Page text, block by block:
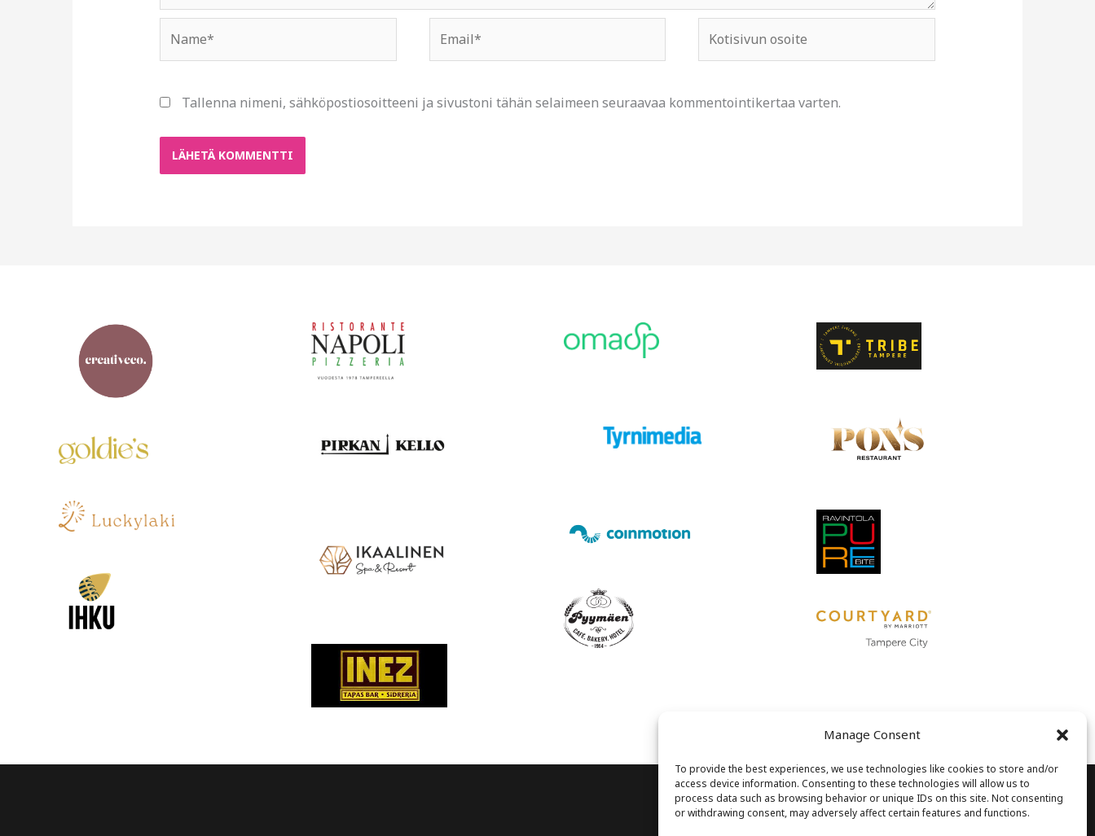
Manage Consent
To provide the best experiences, we use technologies like cookies to store and/or
access device information. Consenting to these technologies will allow us to
process data such as browsing behavior or unique IDs on this site. Not consenting
or withdrawing consent, may adversely affect certain features and functions.
osoite
Tallenna nimeni, sähköpostiosoitteeni ja sivustoni tähän selaimeen seuraavaa kommentointikertaa varten.
Suomen nuorkauppakamarit ry